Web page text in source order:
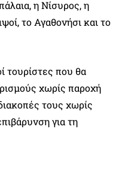
η Νίσυρος, η
το Αγαθονήσι και το
τουρίστες που θα
χωρίς παροχή
τους χωρίς
για τη